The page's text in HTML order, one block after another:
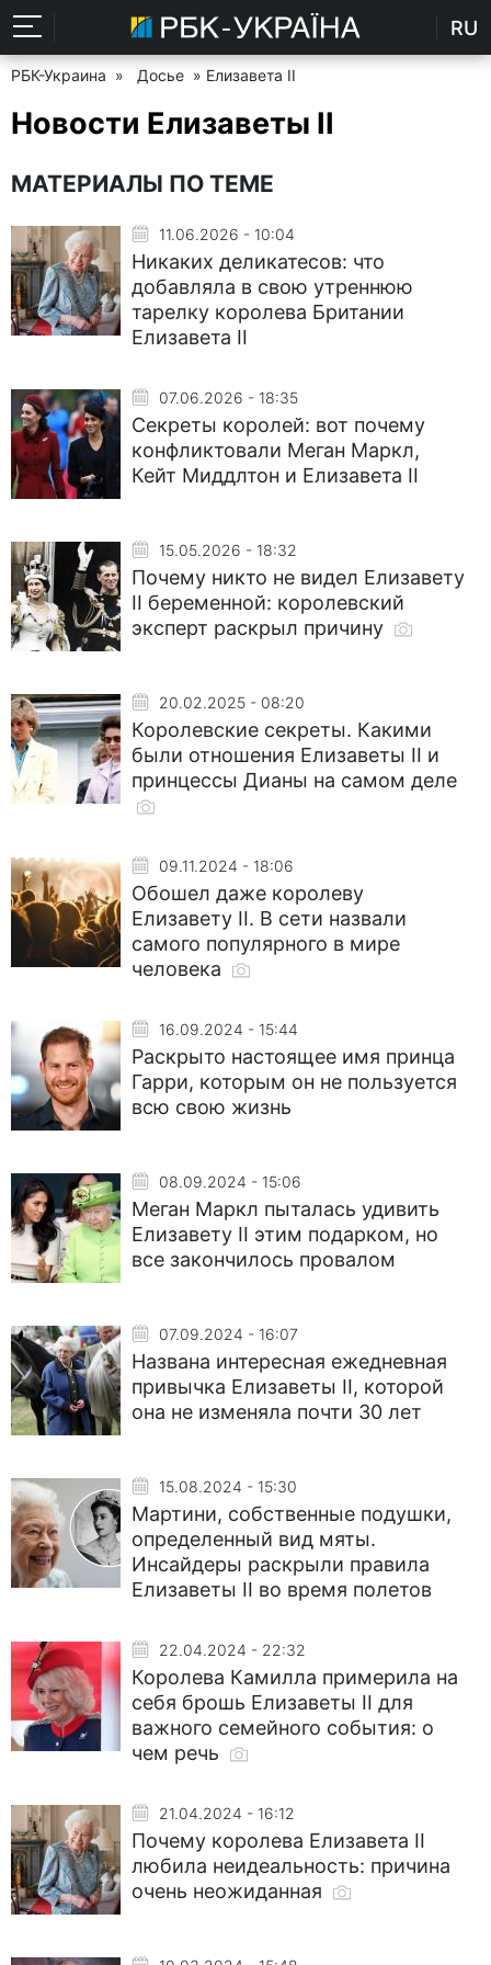
RU
РБК-Украина » Досье » Елизавета II
Новости Елизаветы II
МАТЕРИАЛЫ ПО ТЕМЕ
11.06.2026 - 10:04
Никаких деликатесов: что
добавляла в свою утреннюю
тарелку королева Британии
Елизавета II
07.06.2026 - 18:35
Секреты королей: вот почему
конфликтовали Меган Маркл,
Кейт Миддлтон и Елизавета II
15.05.2026 - 18:32
Почему никто не видел Елизавету
II беременной: королевский
эксперт раскрыл причину
20.02.2025 - 08:20
Королевские секреты. Какими
были отношения Елизаветы II и
принцессы Дианы на самом деле
09.11.2024 - 18:06
Обошел даже королеву
Елизавету II. В сети назвали
самого популярного в мире
человека
16.09.2024 - 15:44
Раскрыто настоящее имя принца
Гарри, которым он не пользуется
всю свою жизнь
08.09.2024 - 15:06
Меган Маркл пыталась удивить
Елизавету II этим подарком, но
все закончилось провалом
07.09.2024 - 16:07
Названа интересная ежедневная
привычка Елизаветы II, которой
она не изменяла почти 30 лет
15.08.2024 - 15:30
Мартини, собственные подушки,
определенный вид мяты.
Инсайдеры раскрыли правила
Елизаветы II во время полетов
22.04.2024 - 22:32
Королева Камилла примерила на
себя брошь Елизаветы II для
важного семейного события: о
чем речь
21.04.2024 - 16:12
Почему королева Елизавета II
любила неидеальность: причина
очень неожиданная